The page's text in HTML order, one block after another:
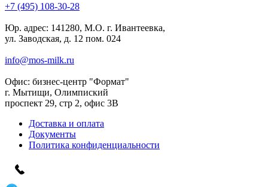
+7 (495) 108-30-28
Юр. адрес: 141280, М.О. г. Ивантеевка,
ул. Заводская, д. 12 пом. 024
info@mos-milk.ru
Офис: бизнес-центр "Формат"
г. Мытищи, Олимпиский
проспект 29, стр 2, офис 3B
Доставка и оплата
Документы
Политика конфиденциальности